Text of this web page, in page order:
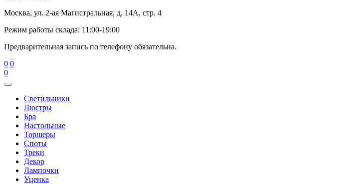
Москва, ул. 2-ая Магистральная, д. 14А, стр. 4
Режим работы склада: 11:00-19:00
Предварительная запись по телефону обязательна.
0 0
0
Cветильники
Люстры
Бра
Настольные
Торшеры
Споты
Треки
Декор
Лампочки
Уценка